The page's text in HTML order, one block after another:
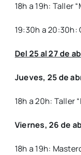
18h a 19h: Taller
19:30h a 20:30h:
Del 25 al 27 de
Jue­ves, 25 de
18h a 20h: Taller
Vier­nes, 26 de
18h a 19h: